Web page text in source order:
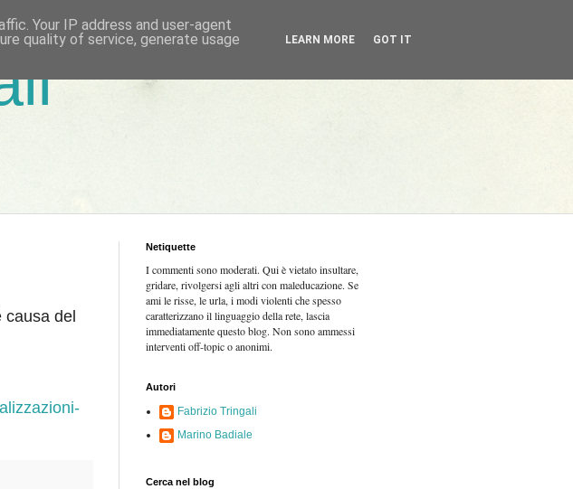
causa del
Netiquette
I commenti sono moderati. Qui è vietato insultare,
gridare, rivolgersi agli altri con maleducazione. Se
ami le risse, le urla, i modi violenti che spesso
caratterizzano il linguaggio della rete, lascia
immediatamente questo blog. Non sono ammessi
interventi off-topic o anonimi.
Autori
Fabrizio Tringali
Marino Badiale
Cerca nel blog
Your IP address and user-agent
quality of service, generate usage
LEARN MORE GOT IT